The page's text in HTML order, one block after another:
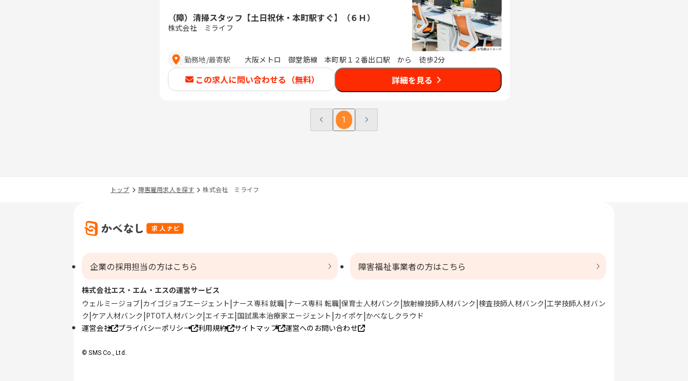
（障）清掃スタッフ【土日祝休・本町駅すぐ】（６Ｈ）
株式会社 ミライフ
勤務地/最寄駅 大阪メトロ 御堂筋線 本町駅１２番出口駅 から 徒歩2分
この求人に問い合わせる（無料） 詳細を見る
1
トップ 障害雇用求人を探す 株式会社 ミライフ
企業の採用担当の方はこちら 障害福祉事業者の方はこちら
株式会社エス・エム・エスの運営サービス
ウェルミージョブ カイゴジョブエージェント ナース専科 就職 ナース専科 転職 保育士人材バンク 放射線技師人材バンク 検査技師人材バンク 工学技師人材バン
ク ケア人材バンク PTOT人材バンク エイチエ 国試黒本治療家エージェント カイポケ かべなしクラウド
運営会社
プライバシーポリシー 利用規約 サイトマップ 運営へのお問い合わせ
© SMS Co., Ltd.